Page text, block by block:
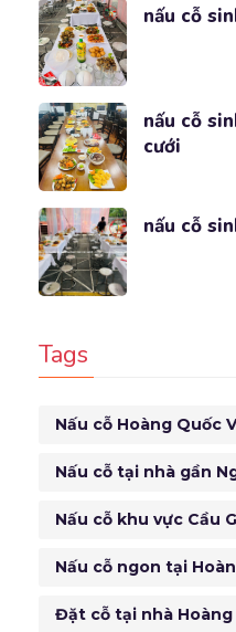
nấu cỗ
nấu cỗ
cưới
nấu cỗ
Tags
Nấu cỗ Hoàng Quốc
Nấu cỗ tại nhà gần
Nấu cỗ khu vực Cầu
Nấu cỗ ngon tại
Đặt cỗ tại nhà Hoàng